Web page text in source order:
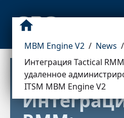
MBM Engine V2 / News /
Интеграция Tactical
удаленное
ITSM MBM Engine V2